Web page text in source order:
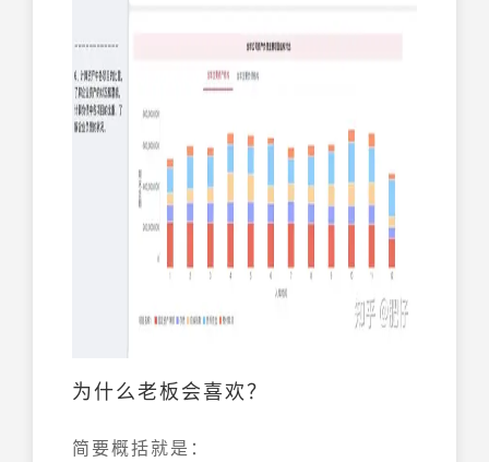
为什么老板会喜欢？
简要概括就是：